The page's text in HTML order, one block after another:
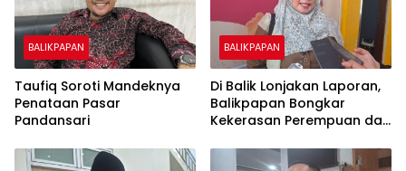
BALIKPAPAN
Taufiq Soroti Mandeknya
Penataan Pasar
Pandansari
BALIKPAPAN
Di Balik Lonjakan Laporan,
Balikpapan Bongkar
Kekerasan Perempuan dan